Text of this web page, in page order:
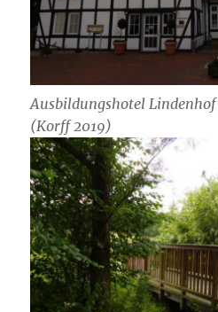
Ausbildungshotel
(Korff 2019)